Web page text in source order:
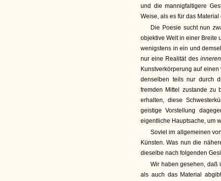
und die mannigfaltigere
Weise, als es für das
Die Poesie sucht nun
objektive Welt in einer Breite
wenigstens in ein und
nur eine Realität des
Kunstverkörperung auf
denselben teils nur durch
fremden Mittel zustande zu
erhalten, diese
geistige Vorstellung
eigentliche Hauptsache, um
Soviel im allgemeinen
Künsten. Was nun die
dieselbe nach folgenden
Wir haben gesehen, daß
als auch das Material